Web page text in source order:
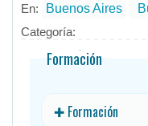
En: Buenos Aires
Categoría:
Formación
✚ Formación